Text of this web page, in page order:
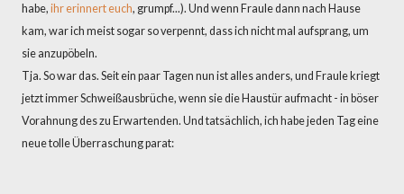
habe, ihr erinnert euch, grumpf...). Und wenn Fraule dann nach Hause
kam, war ich meist sogar so verpennt, dass ich nicht mal aufsprang, um
sie anzupöbeln.
Tja. So war das. Seit ein paar Tagen nun ist alles anders, und Fraule kriegt
jetzt immer Schweißausbrüche, wenn sie die Haustür aufmacht - in böser
Vorahnung des zu Erwartenden. Und tatsächlich, ich habe jeden Tag eine
neue tolle Überraschung parat: